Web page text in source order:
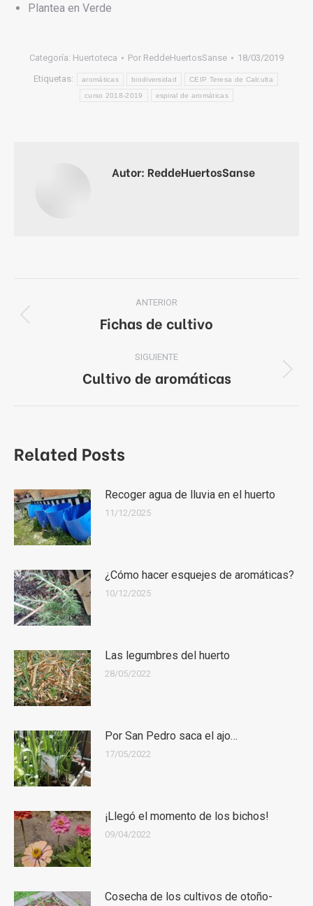
Plantea en Verde
Categoría: Huertoteca Por ReddeHuertosSanse 18/03/2019
Etiquetas: aromáticas biodiversidad CEIP Teresa de Calculta
curso 2018-2019 espiral de aromáticas
Autor: ReddeHuertosSanse
Navegación
entre
publicaciones
ANTERIOR
Publicación
Fichas de cultivo
SIGUIENTE
Publicación
Cultivo de aromáticas
Related Posts
Recoger agua de lluvia en el huerto
11/12/2025
¿Cómo hacer esquejes de aromáticas?
10/12/2025
Las legumbres del huerto
28/05/2022
Por San Pedro saca el ajo…
17/05/2022
¡Llegó el momento de los bichos!
09/04/2022
Cosecha de los cultivos de otoño-